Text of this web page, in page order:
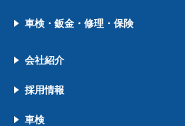
車検・鈑金・修理・保険
会社紹介
採用情報
車検